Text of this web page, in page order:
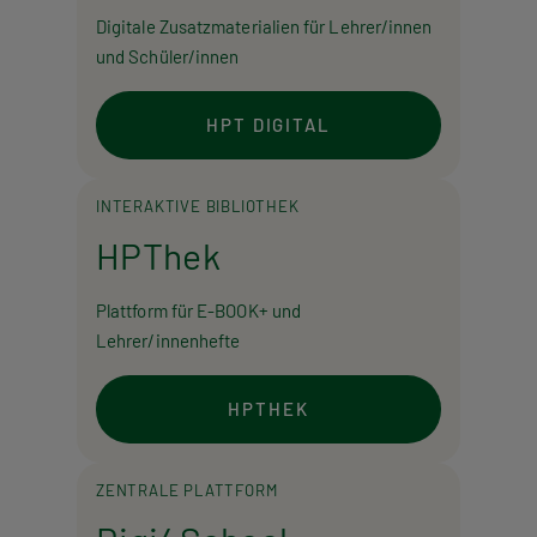
Digitale Zusatzmaterialien für Lehrer/innen
und Schüler/innen
HPT DIGITAL
INTERAKTIVE BIBLIOTHEK
HPThek
Plattform für E-BOOK+ und
Lehrer/innenhefte
HPTHEK
ZENTRALE PLATTFORM